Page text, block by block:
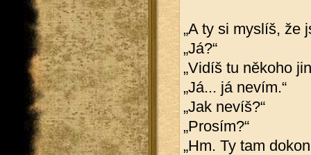
„A ty si myslíš, že
„Já?“
„Vidíš tu někoho
„Já... já nevím.“
„Jak nevíš?“
„Prosím?“
„Hm. Ty tam